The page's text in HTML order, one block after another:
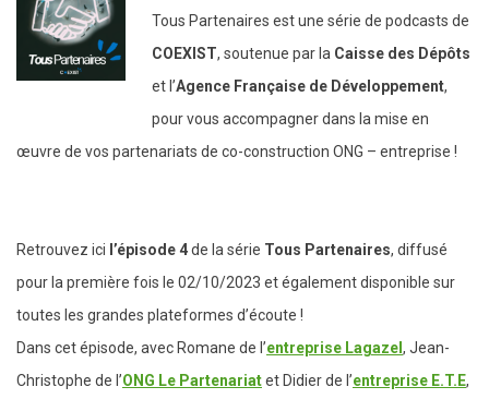
Tous Partenaires est une série de podcasts de
COEXIST, soutenue par la Caisse des Dépôts
et l’Agence Française de Développement,
pour vous accompagner dans la mise en
œuvre de vos partenariats de co-construction ONG – entreprise !
Retrouvez ici l’épisode 4de la série Tous Partenaires, diffusé
pour la première fois le 02/10/2023 et également disponible sur
toutes les grandes plateformes d’écoute !
Dans cet épisode, avec Romane de l’entreprise Lagazel , Jean-
Christophe de l’ONG Le Partenariatet Didier de l’entreprise E.T.E,